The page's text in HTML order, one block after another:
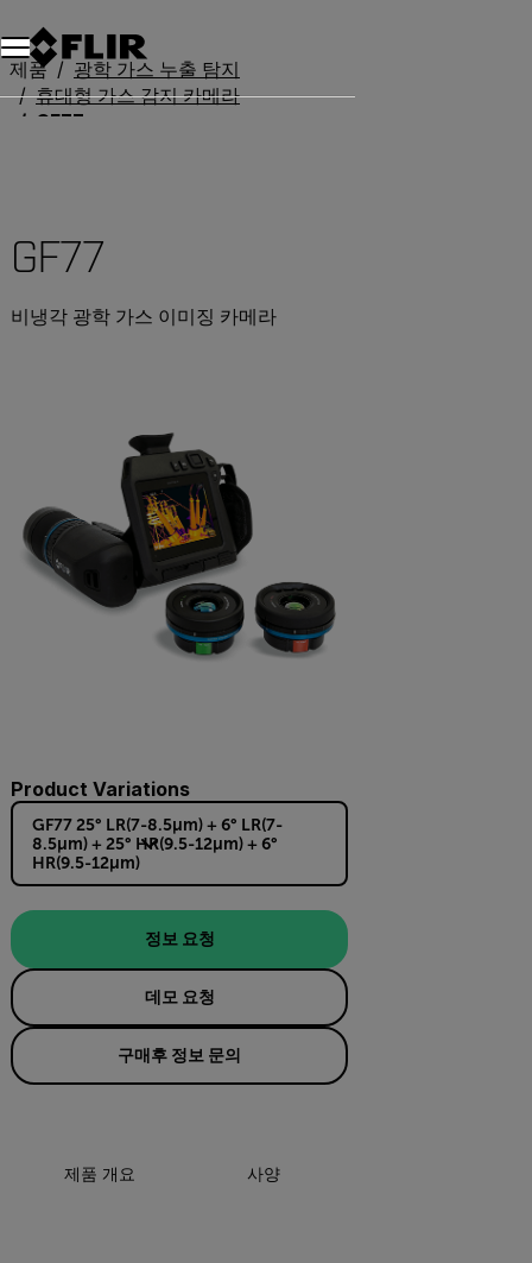
제품
광학 가스 누출 탐지
휴대형 가스 감지 카메라
GF77
GF77
비냉각 광학 가스 이미징 카메라
Product Variations
GF77 25° LR(7-8.5µm) + 6° LR(7-
8.5µm) + 25° HR(9.5-12µm) + 6°
HR(9.5-12µm)
정보 요청
데모 요청
구매후 정보 문의
제품 개요 사양